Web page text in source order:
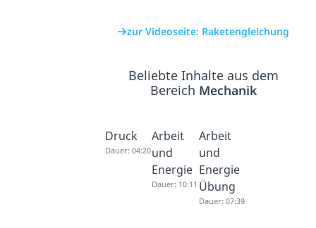
zur Videoseite: Raketengleichung
Beliebte Inhalte aus dem
Bereich Mechanik
Druck
Dauer: 04:20
Arbeit
und
Energie
Dauer: 10:11
Arbeit
und
Energie
Übung
Dauer: 07:39